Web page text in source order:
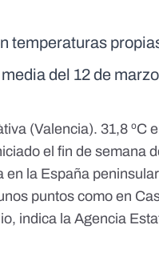
temperaturas
del 12 de
(Valencia). 31,8 ºC
el fin de semana
la España
puntos como en
indica la Agencia